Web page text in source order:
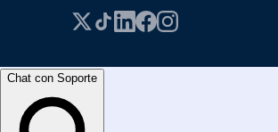
Chat con Soporte